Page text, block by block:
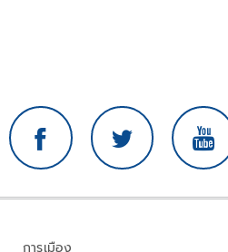
การเมือง